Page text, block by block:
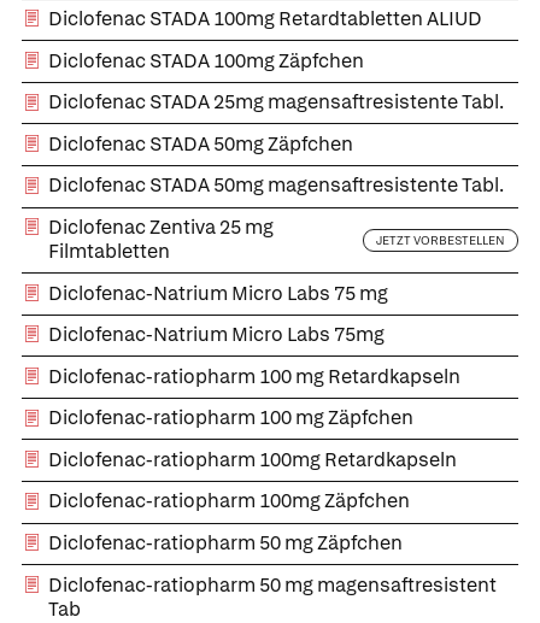
Diclofenac STADA 100mg Retardtabletten ALIUD
Diclofenac STADA 100mg Zäpfchen
Diclofenac STADA 25mg magensaftresistente Tabl.
Diclofenac STADA 50mg Zäpfchen
Diclofenac STADA 50mg magensaftresistente Tabl.
Diclofenac Zentiva 25 mg
Filmtabletten
JETZT VORBESTELLEN
Diclofenac-Natrium Micro Labs 75 mg
Diclofenac-Natrium Micro Labs 75mg
Diclofenac-ratiopharm 100 mg Retardkapseln
Diclofenac-ratiopharm 100 mg Zäpfchen
Diclofenac-ratiopharm 100mg Retardkapseln
Diclofenac-ratiopharm 100mg Zäpfchen
Diclofenac-ratiopharm 50 mg Zäpfchen
Diclofenac-ratiopharm 50 mg magensaftresistent
Tab